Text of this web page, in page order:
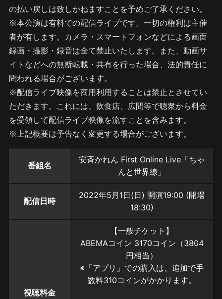
の払い戻しは致しかねますことを予めご了承ください。
※本公演は有料での配信ライブです。一切の権利は主催
者が有します。カメラ・スマートフォンなどによる画面
録画・撮影・録音は全て禁止いたします。また、動画サ
イトなどへの無断転載・共有を行った場合、法的責任に
問われる場合がございます。
※配信ライブ映像を商用利用することは禁止とさせてい
ただきます。これには、飲食店、広間等で聴衆から料金
を受領して配信ライブ映像を流すことを含みます。
※上記概要は予告なく変更する場合がございます。